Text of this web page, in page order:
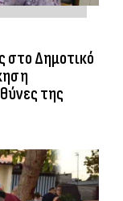
στο Δημοτικό
της